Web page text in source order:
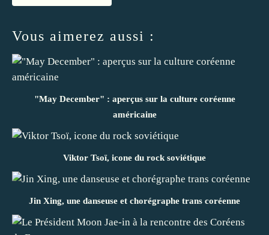
Vous aimerez aussi :
"May December" : aperçus sur la culture coréenne
américaine
Viktor Tsoï, icone du rock soviétique
Jin Xing, une danseuse et chorégraphe trans coréenne